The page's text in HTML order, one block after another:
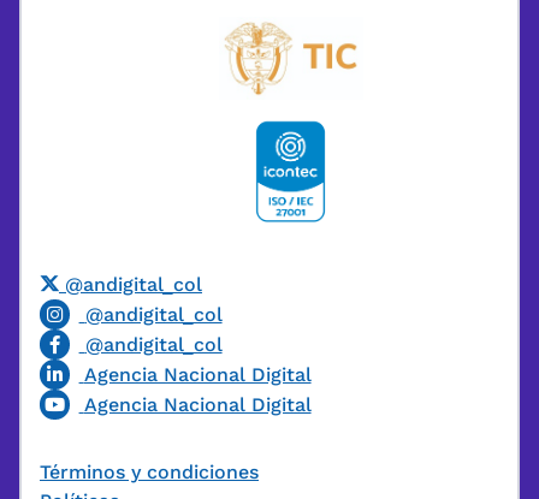
@andigital_col
@andigital_col
@andigital_col
Agencia Nacional Digital
Agencia Nacional Digital
Términos y condiciones